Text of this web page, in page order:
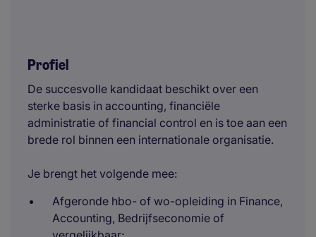
Profiel
De succesvolle kandidaat beschikt over een
sterke basis in accounting, financiële
administratie of financial control en is toe aan een
brede rol binnen een internationale organisatie.
Je brengt het volgende mee:
Afgeronde hbo- of wo-opleiding in Finance,
Accounting, Bedrijfseconomie of